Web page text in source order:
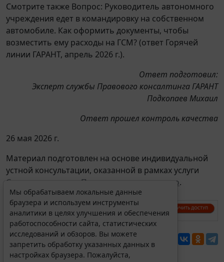
Смотрите также Вопрос: Руководитель автономного
учреждения едет в командировку на собственном
автомобиле. Как оформить документы, чтобы
возместить ему расходы на ГСМ? (ответ Горячей
линии ГАРАНТ, апрель 2026 г.).
Ответ подготовил:
Эксперт службы Правового консалтинга ГАРАНТ
Подкопаев Михаил
Ответ прошел контроль качества
26 мая 2026 г.
Материал подготовлен на основе индивидуальной
устной консультации, оказанной в рамках услуги
Советы экспертов. Проверки, налоги, право.
Перепечатка
Мы обрабатываем локальные данные
браузера и используем инструменты
аналитики в целях улучшения и обеспечения
работоспособности сайта, статистических
исследований и обзоров. Вы можете
запретить обработку указанных данных в
настройках браузера. Пожалуйста,